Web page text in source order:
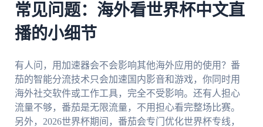
常见问题：海外看世界杯中文直
播的小细节
有人问，用加速器会不会影响其他海外应用的使用？番
茄的智能分流技术只会加速国内影音和游戏，你同时用
海外社交软件或工作工具，完全不受影响。还有人担心
流量不够，番茄是无限流量，不用担心看完整场比赛。
另外，2026世界杯期间，番茄会专门优化世界杯专线，